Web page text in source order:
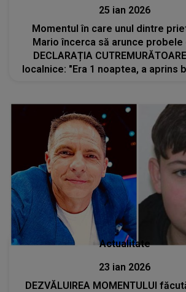
25 ian 2026
Momentul în care unul dintre
Mario încerca să arunce probele
DECLARAȚIA
localnice: "Era 1 noaptea, a aprins
Actualitate
23 ian 2026
DEZVĂLUIREA MOMENTULUI